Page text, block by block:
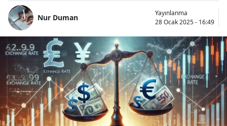
Nur Duman
Yayınlanma
28 Ocak 2025 - 16:49